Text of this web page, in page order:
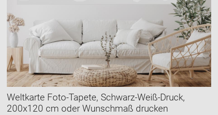
Weltkarte Foto-Tapete, Schwarz-Weiß-Druck,
200x120 cm oder Wunschmaß drucken